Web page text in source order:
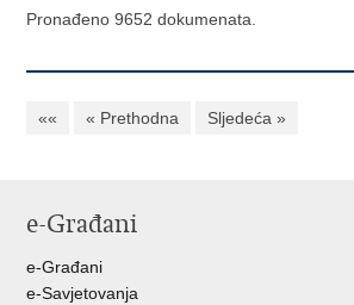
Pronađeno 9652 dokumenata.
«« « Prethodna Sljedeća »
e-Građani
e-Građani
e-Savjetovanja